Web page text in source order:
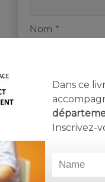
Nom *
Site web
Enregistrer
Dans ce
Inscrivez-